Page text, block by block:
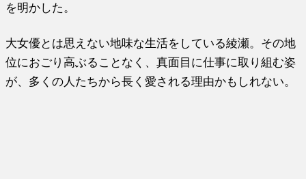
を明かした。
大女優とは思えない地味な生活をしている綾瀬。その地
位におごり高ぶることなく、真面目に仕事に取り組む姿
が、多くの人たちから長く愛される理由かもしれない。